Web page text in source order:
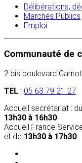
Délibérations,
Marchés Publics
Emploi
Communauté de
2 bis boulevard
TEL : 05 63 79 21 27
Accueil secrétariat :
13h30 à 16h30
Accueil France
et de 13h30 à 17h30